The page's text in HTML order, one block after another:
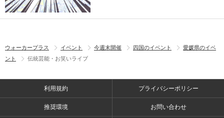
ウォーカープラス イベント 今週末開催 四国のイベント
愛媛県のイベ
ント
伝統芸能・お笑いライブ
利用規約 プライバシーポリシー
推奨環境 お問い合わせ